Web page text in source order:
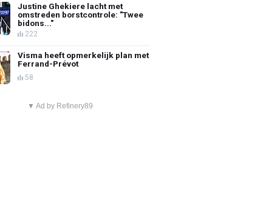
Justine Ghekiere lacht met
omstreden borstcontrole: "Twee
bidons..."
222
Visma heeft opmerkelijk plan met
Ferrand-Prévot
58
▼ Ad by Refinery89